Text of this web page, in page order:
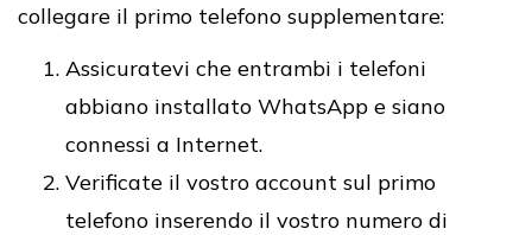
collegare il primo telefono supplementare:
Assicuratevi che entrambi i telefoni
abbiano installato WhatsApp e siano
connessi a Internet.
Verificate il vostro account sul primo
telefono inserendo il vostro numero di